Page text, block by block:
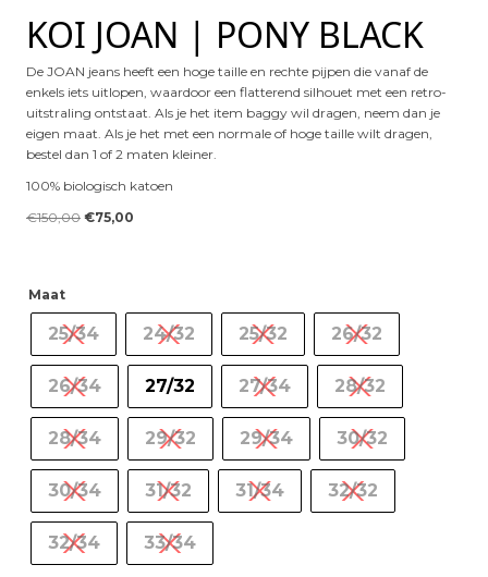
KOI JOAN | PONY BLACK
De JOAN jeans heeft een hoge taille en rechte pijpen die vanaf de
enkels iets uitlopen, waardoor een flatterend silhouet met een retro-
uitstraling ontstaat. Als je het item baggy wil dragen, neem dan je
eigen maat. Als je het met een normale of hoge taille wilt dragen,
bestel dan 1 of 2 maten kleiner.
100% biologisch katoen
€150,00 Oorspronkelijke
€75,00
Maat
25/34 24/32 25/32 26/32
26/34 27/32 27/34 28/32
28/34 29/32 29/34 30/32
30/34 31/32 31/34 32/32
32/34 33/34